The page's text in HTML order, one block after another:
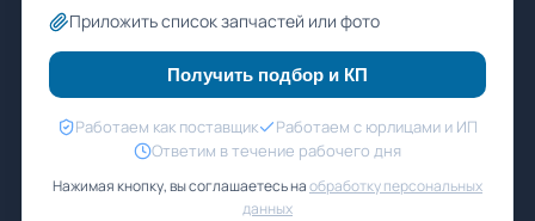
Приложить список запчастей или фото
Получить подбор и КП
Работаем как поставщик
Работаем с юрлицами и ИП
Ответим в течение рабочего дня
Нажимая кнопку, вы соглашаетесь наобработку персональных
данных